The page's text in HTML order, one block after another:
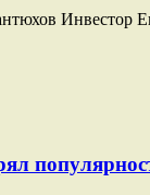
Инвестор